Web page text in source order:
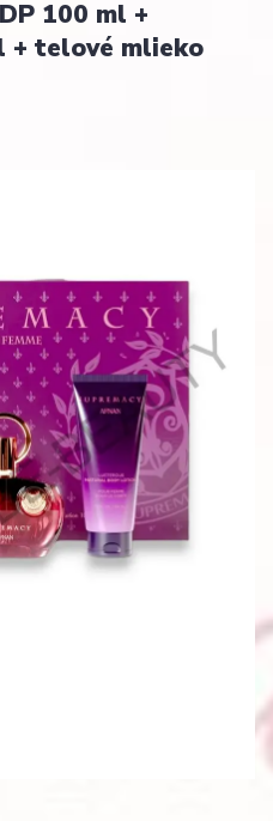
100 ml +
+ telové mlieko